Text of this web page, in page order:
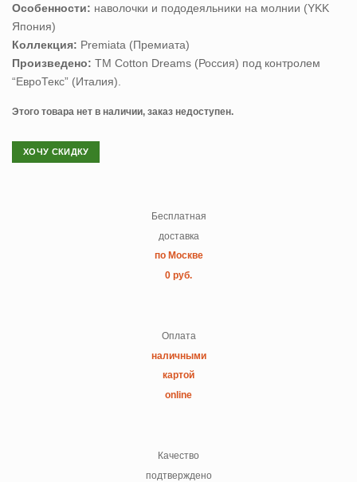
Особенности: наволочки и пододеяльники на молнии (YKK
Япония)
Коллекция: Premiata (Премиата)
Произведено: ТМ Cotton Dreams (Россия) под контролем
“ЕвроТекс” (Италия).
Этого товара нет в наличии, заказ недоступен.
ХОЧУ СКИДКУ
Бесплатная
доставка
по Москве
0 руб.
Оплата
наличными
картой
online
Качество
подтверждено